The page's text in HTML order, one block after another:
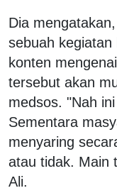
Dia
sebuah
konten
tersebut akan
medsos. "Nah
Sementara
menyaring
atau tidak. Main
Ali.